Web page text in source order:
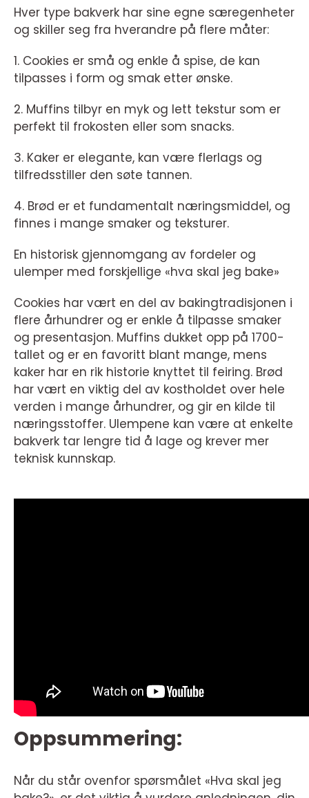
Hver type bakverk har sine egne særegenheter
og skiller seg fra hverandre på flere måter:
1. Cookies er små og enkle å spise, de kan
tilpasses i form og smak etter ønske.
2. Muffins tilbyr en myk og lett tekstur som er
perfekt til frokosten eller som snacks.
3. Kaker er elegante, kan være flerlags og
tilfredsstiller den søte tannen.
4. Brød er et fundamentalt næringsmiddel, og
finnes i mange smaker og teksturer.
En historisk gjennomgang av fordeler og
ulemper med forskjellige «hva skal jeg bake»
Cookies har vært en del av bakingtradisjonen i
flere århundrer og er enkle å tilpasse smaker
og presentasjon. Muffins dukket opp på 1700-
tallet og er en favoritt blant mange, mens
kaker har en rik historie knyttet til feiring. Brød
har vært en viktig del av kostholdet over hele
verden i mange århundrer, og gir en kilde til
næringsstoffer. Ulempene kan være at enkelte
bakverk tar lengre tid å lage og krever mer
teknisk kunnskap.
Oppsummering:
Når du står ovenfor spørsmålet «Hva skal jeg